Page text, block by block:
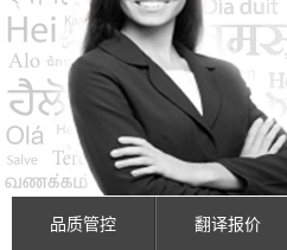
品质管控 翻译报价